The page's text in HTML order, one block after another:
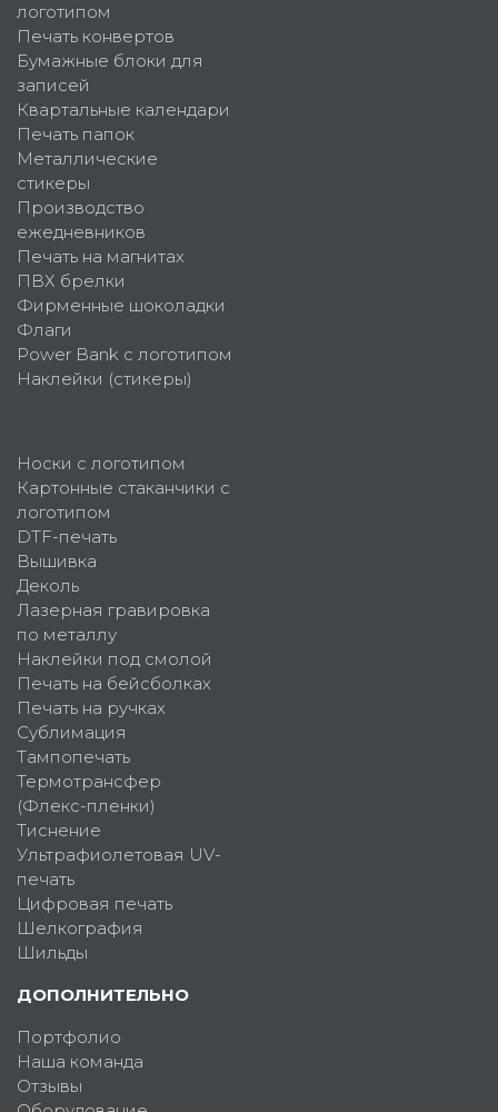
логотипом
Печать конвертов
Бумажные блоки для
записей
Квартальные календари
Печать папок
Металлические
стикеры
Производство
ежедневников
Печать на магнитах
ПВХ брелки
Фирменные шоколадки
Флаги
Power Bank с логотипом
Наклейки (стикеры)
Носки с логотипом
Картонные стаканчики с
логотипом
DTF-печать
Вышивка
Деколь
Лазерная гравировка
по металлу
Наклейки под смолой
Печать на бейсболках
Печать на ручках
Сублимация
Тампопечать
Термотрансфер
(Флекс-пленки)
Тиснение
Ультрафиолетовая UV-
печать
Цифровая печать
Шелкография
Шильды
ДОПОЛНИТЕЛЬНО
Портфолио
Наша команда
Отзывы